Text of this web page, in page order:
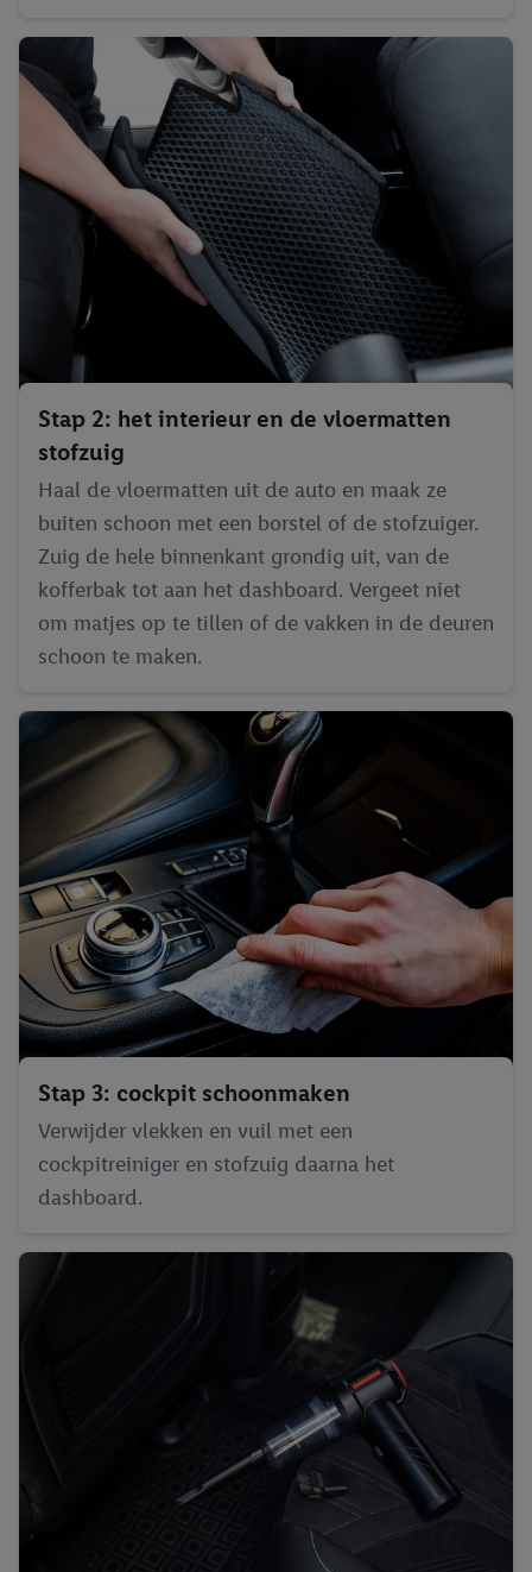
Stap 2: het interieur en de vloermatten
stofzuig
Haal de vloermatten uit de auto en maak ze
buiten schoon met een borstel of de stofzuiger.
Zuig de hele binnenkant grondig uit, van de
kofferbak tot aan het dashboard. Vergeet niet
om matjes op te tillen of de vakken in de deuren
schoon te maken.
Stap 3: cockpit schoonmaken
Verwijder vlekken en vuil met een
cockpitreiniger en stofzuig daarna het
dashboard.